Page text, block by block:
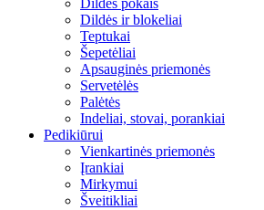
Dildės pokais
Dildės ir blokeliai
Teptukai
Šepetėliai
Apsauginės priemonės
Servetėlės
Palėtės
Indeliai, stovai, porankiai
Pedikiūrui
Vienkartinės priemonės
Įrankiai
Mirkymui
Šveitikliai